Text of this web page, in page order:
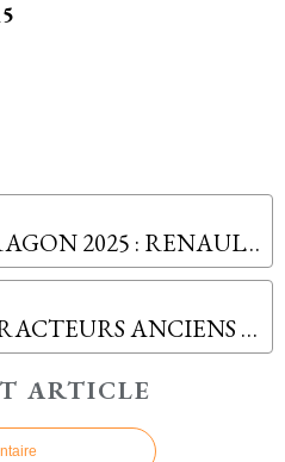
FOIRE DE MONTDRAGON 2025 : RENAULT D22
RANDONNEE EN TRACTEURS ANCIENS AUTOMNE 2025
ARTICLE